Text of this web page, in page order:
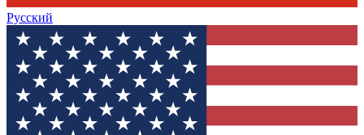
Русский